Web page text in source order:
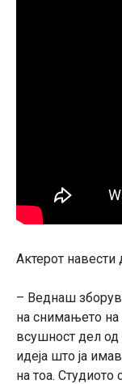
Актерот навести
– Веднаш
на снимањето
всушност дел
идеја што ја
на тоа. Студиото